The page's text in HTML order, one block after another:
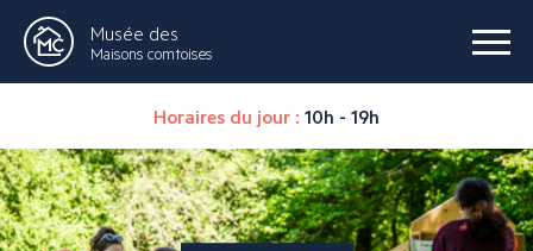
Musée des
Maisons comtoises
Horaires du jour : 10h - 19h